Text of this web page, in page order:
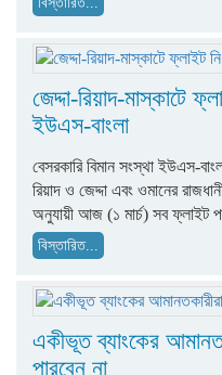
জেদ্দা-রিয়াদ-মাস্কাটে
ইউএস-বাংলা
বেসরকারি বিমান সংস্থা ইউএস-
রিয়াদ ও জেদ্দা এবং ওমানের
অনুযায়ী আজ (১ মার্চ) সব ফ্লাইট
বিস্তারিত...
একীভূত ব্যাংকের
পারবেন না